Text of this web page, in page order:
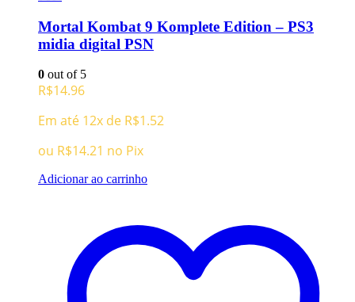
Mortal Kombat 9 Komplete Edition – PS3
midia digital PSN
0 out of 5
R$14.96
Em até 12x de R$1.52
ou R$14.21 no Pix
Adicionar ao carrinho